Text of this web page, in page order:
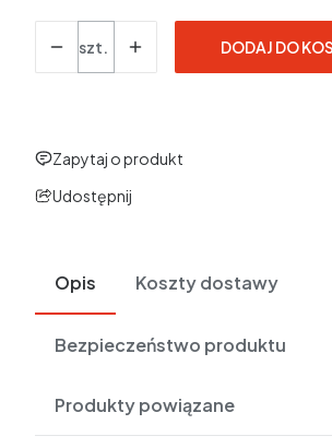
szt.
DODAJ DO
Zapytaj o produkt
Udostępnij
Opis Koszty dostawy
Bezpieczeństwo produktu
Produkty powiązane